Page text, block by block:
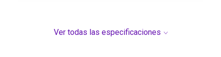
Ver todas las especificaciones